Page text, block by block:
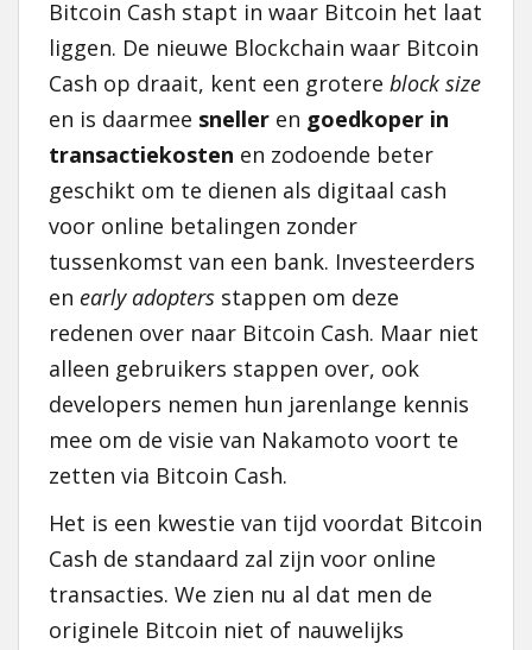
Bitcoin Cash stapt in waar Bitcoin het laat
liggen. De nieuwe Blockchain waar Bitcoin
Cash op draait, kent een grotere block size
en is daarmee sneller en goedkoper in
transactiekosten en zodoende beter
geschikt om te dienen als digitaal cash
voor online betalingen zonder
tussenkomst van een bank. Investeerders
en early adopters stappen om deze
redenen over naar Bitcoin Cash. Maar niet
alleen gebruikers stappen over, ook
developers nemen hun jarenlange kennis
mee om de visie van Nakamoto voort te
zetten via Bitcoin Cash.
Het is een kwestie van tijd voordat Bitcoin
Cash de standaard zal zijn voor online
transacties. We zien nu al dat men de
originele Bitcoin niet of nauwelijks